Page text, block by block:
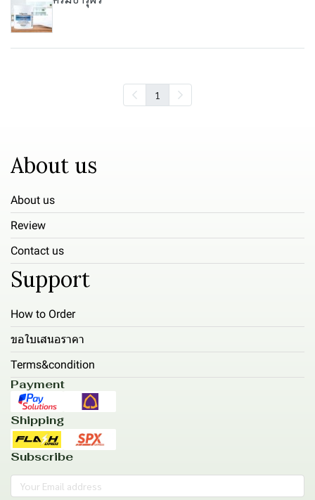
1
About us
About us
Review
Contact us
Support
How to Order
ขอใบเสนอราคา
Terms&condition
Payment
Shipping
Subscribe